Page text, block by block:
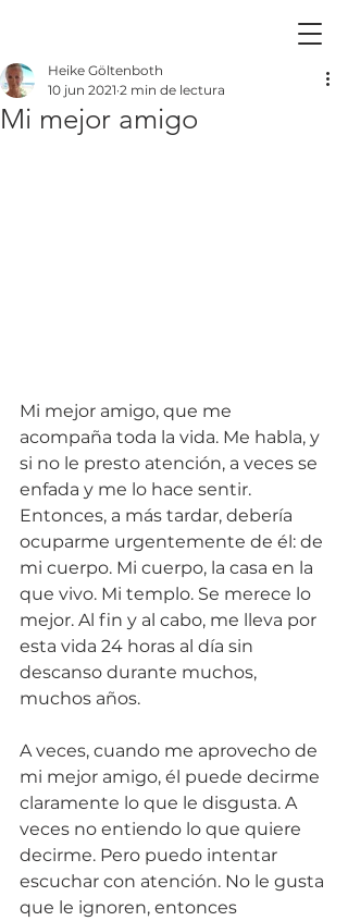
Mi mejor amigo
Heike Göltenboth
10 jun 2021 2 min de lectura
Mi mejor amigo, que me
acompaña toda la vida. Me habla, y
si no le presto atención, a veces se
enfada y me lo hace sentir.
Entonces, a más tardar, debería
ocuparme urgentemente de él: de
mi cuerpo. Mi cuerpo, la casa en la
que vivo. Mi templo. Se merece lo
mejor. Al fin y al cabo, me lleva por
esta vida 24 horas al día sin
descanso durante muchos,
muchos años.
A veces, cuando me aprovecho de
mi mejor amigo, él puede decirme
claramente lo que le disgusta. A
veces no entiendo lo que quiere
decirme. Pero puedo intentar
escuchar con atención. No le gusta
que le ignoren, entonces